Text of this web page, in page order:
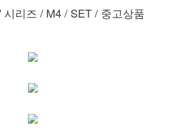
리즈 / M4 / SET / 중고상품